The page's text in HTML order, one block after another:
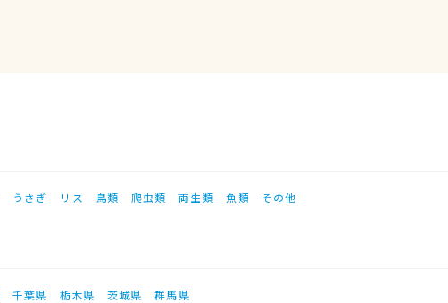
うさぎ リス 鳥類 爬虫類 両生類 魚類 その他
千葉県 栃木県 茨城県
群馬県